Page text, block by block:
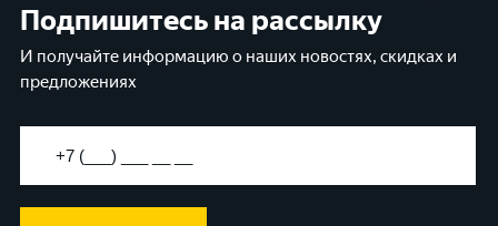
Подпишитесь на рассылку
И получайте информацию о наших новостях, скидках и
предложениях